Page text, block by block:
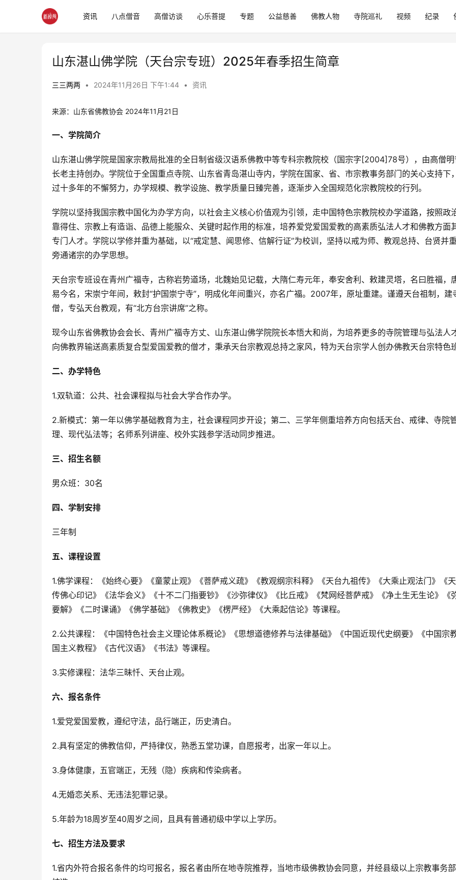
资讯 八点僧音 高僧访谈 心乐菩提 专题 公益慈善 佛教人物 寺院巡礼 视频 纪录
山东湛山佛学院（天台宗专班）2025年春季招生简章
三三两两 • 2024年11月26日 下午1:44 • 资讯
来源：山东省佛教协会 2024年11月21日
一、学院简介
山东湛山佛学院是国家宗教局批准的全日制省级汉语系佛教中等专科宗教院校（国宗字[2004]78号），由高僧
长老主持创办。学院位于全国重点寺院、山东省青岛湛山寺内，学院在国家、省、市宗教事务部门的关心支持下
过十多年的不懈努力，办学规模、教学设施、教学质量日臻完善，逐渐步入全国规范化宗教院校的行列。
学院以坚持我国宗教中国化为办学方向，以社会主义核心价值观为引领，走中国特色宗教院校办学道路，按照政
靠得住、宗教上有造诣、品德上能服众、关键时起作用的标准，培养爱党爱国爱教的高素质弘法人才和佛教方面
专门人才。学院以学修并重为基础，以“戒定慧、闻思修、信解行证”为校训，坚持以戒为师、教观总持、台贤并
旁通诸宗的办学思想。
天台宗专班设在青州广福寺，古称岩势道场，北魏始见记载，大隋仁寿元年，奉安舍利、敕建灵塔，名曰胜福，
易今名，宋崇宁年间，敕封“护国崇宁寺”，明成化年间重兴，亦名广福。2007年，原址重建。谨遵天台祖制，建
僧，专弘天台教观，有“北方台宗讲席”之称。
现今山东省佛教协会会长、青州广福寺方丈、山东湛山佛学院院长本悟大和尚，为培养更多的寺院管理与弘法人
向佛教界输送高素质复合型爱国爱教的僧才，秉承天台宗教观总持之家风，特为天台宗学人创办佛教天台宗特色
二、办学特色
1.双轨道：公共、社会课程拟与社会大学合作办学。
2.新模式：第一年以佛学基础教育为主，社会课程同步开设；第二、三学年侧重培养方向包括天台、戒律、寺院
理、现代弘法等；名师系列讲座、校外实践参学活动同步推进。
三、招生名额
男众班：30名
四、学制安排
三年制
五、课程设置
1.佛学课程：《始终心要》《童蒙止观》《菩萨戒义疏》《教观纲宗科释》《天台九祖传》《大乘止观法门》《
传佛心印记》《法华会义》《十不二门指要钞》《沙弥律仪》《比丘戒》《梵网经菩萨戒》《净土生无生论》《
要解》《二时课诵》《佛学基础》《佛教史》《楞严经》《大乘起信论》等课程。
2.公共课程：《中国特色社会主义理论体系概论》《思想道德修养与法律基础》《中国近现代史纲要》《中国宗
国主义教程》《古代汉语》《书法》等课程。
3.实修课程：法华三昧忏、天台止观。
六、报名条件
1.爱党爱国爱教，遵纪守法，品行端正，历史清白。
2.具有坚定的佛教信仰，严持律仪，熟悉五堂功课，自愿报考，出家一年以上。
3.身体健康，五官端正，无残（隐）疾病和传染病者。
4.无婚恋关系、无违法犯罪记录。
5.年龄为18周岁至40周岁之间，且具有普通初级中学以上学历。
七、招生方法及要求
1.省内外符合报名条件的均可报名，报名者由所在地寺院推荐，当地市级佛教协会同意，并经县级以上宗教事务